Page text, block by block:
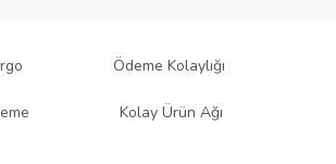
, uzun yıllara dayanan tecrübesi ve teknolojiye
sürecinden geçirir. Kullanıcı dostu tasarımı
Ödeme Kolaylığı
Kolay Ürün Ağı